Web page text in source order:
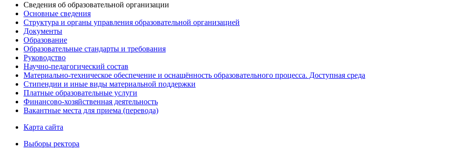
Сведения об образовательной организации
Основные сведения
Структура и органы управления образовательной организацией
Документы
Образование
Образовательные стандарты и требования
Руководство
Научно-педагогический состав
Материально-техническое обеспечение и оснащённость образовательного процесса. Доступная среда
Стипендии и иные виды материальной поддержки
Платные образовательные услуги
Финансово-хозяйственная деятельность
Вакантные места для приема (перевода)
Карта сайта
Выборы ректора